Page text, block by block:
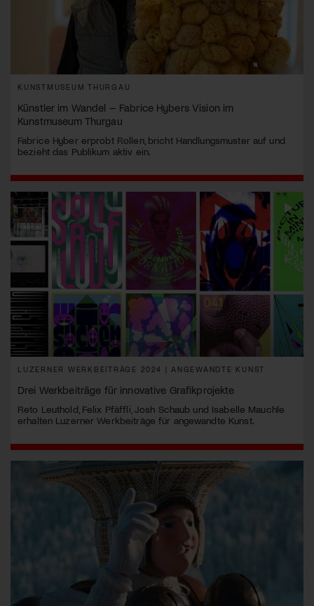
KUNSTMUSEUM THURGAU
Künstler im Wandel – Fabrice Hybers Vision im
Kunstmuseum Thurgau
Fabrice Hyber erprobt Rollen, bricht Handlungsmuster auf und
bezieht das Publikum aktiv ein.
LUZERNER WERKBEITRÄGE 2024 | ANGEWANDTE KUNST
Drei Werkbeiträge für innovative Grafikprojekte
Reto Leuthold, Felix Pfäffli, Josh Schaub und Isabelle Mauchle
erhalten Luzerner Werkbeiträge für angewandte Kunst.